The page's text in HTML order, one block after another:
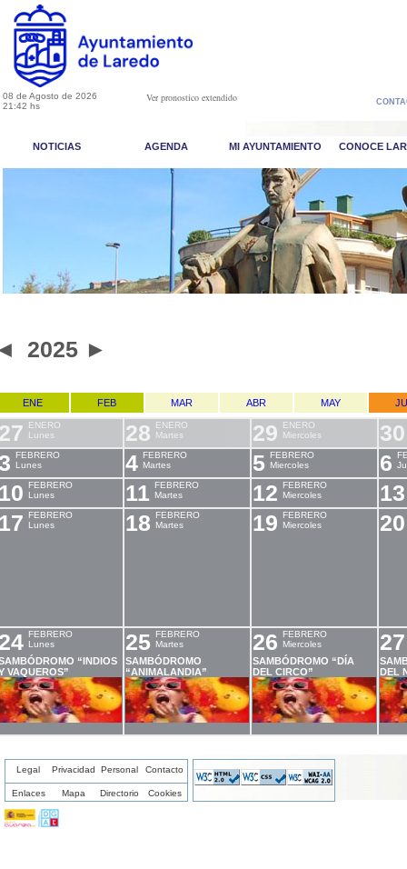
08 de Agosto de 2026
21:42 hs
Ver pronostico extendido
NOTICIAS AGENDA MI AYUNTAMIENTO CONOCE
2025 ►
ENE FEB MAR ABR MAY
ENERO
Lunes
28
ENERO
Martes
29
ENERO
Miercoles
30
FEBRERO
Lunes
4
FEBRERO
Martes
5
FEBRERO
Miercoles
6
FEBRERO
Lunes
11
FEBRERO
Martes
12
FEBRERO
Miercoles
13
FEBRERO
Lunes
18
FEBRERO
Martes
19
FEBRERO
Miercoles
20
FEBRERO
Lunes
“INDIOS
VAQUEROS”
25
FEBRERO
Martes
SAMBÓDROMO
“ANIMALANDIA”
26
FEBRERO
Miercoles
SAMBÓDROMO “DÍA
DEL CIRCO”
27
DEL
Legal Privacidad Personal Contacto
Enlaces Mapa Directorio Cookies